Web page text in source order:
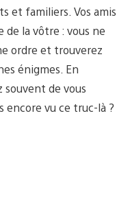
et familiers. Vos amis
la vôtre : vous ne
ordre et trouverez
énigmes. En
souvent de vous
encore vu ce truc-là ?